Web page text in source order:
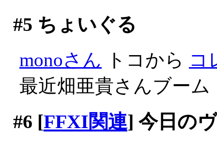
#5 ちょいぐる
monoさん トコから コ
最近畑亜貴さんブーム
#6 [FFXI関連] 今日の